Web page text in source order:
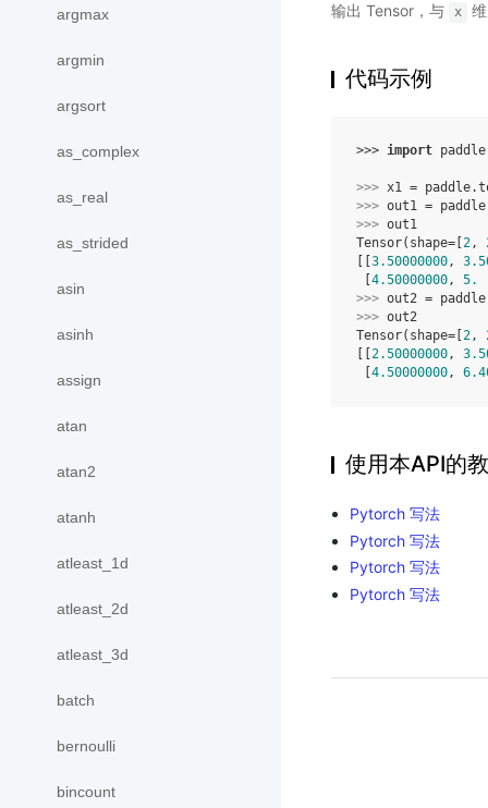
argmax
argmin
argsort
as_complex
as_real
as_strided
asin
asinh
assign
atan
atan2
atanh
atleast_1d
atleast_2d
atleast_3d
batch
bernoulli
bincount
输出 Tensor，与 x
代码示例
>>> import paddle
>>> x1 = paddle.
>>> out1 = paddle
>>> out1
Tensor(shape=[ 2,
3.50000000,
4.50000000, 5.
>>> out2 = paddle
>>> out2
Tensor(shape=[ 2,
2.50000000,
4.50000000,
使用本API的
Pytorch 写法
Pytorch 写法
Pytorch 写法
Pytorch 写法